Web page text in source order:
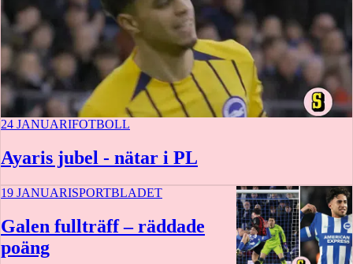
24 JANUARIFOTBOLL
Ayaris jubel - nätar i PL
19 JANUARISPORTBLADET
Galen fullträff – räddade
poäng